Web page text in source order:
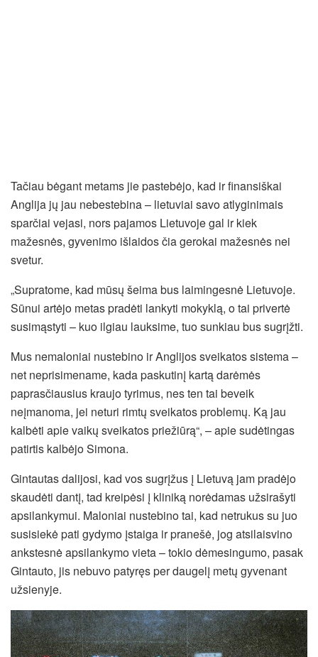
Tačiau bėgant metams jie pastebėjo, kad ir finansiškai
Anglija jų jau nebestebina – lietuviai savo atlyginimais
sparčiai vejasi, nors pajamos Lietuvoje gal ir kiek
mažesnės, gyvenimo išlaidos čia gerokai mažesnės nei
svetur.
„Supratome, kad mūsų šeima bus laimingesnė Lietuvoje.
Sūnui artėjo metas pradėti lankyti mokyklą, o tai privertė
susimąstyti – kuo ilgiau lauksime, tuo sunkiau bus sugrįžti.
Mus nemaloniai nustebino ir Anglijos sveikatos sistema –
net neprisimename, kada paskutinį kartą darėmės
paprasčiausius kraujo tyrimus, nes ten tai beveik
neįmanoma, jei neturi rimtų sveikatos problemų. Ką jau
kalbėti apie vaikų sveikatos priežiūrą“, – apie sudėtingas
patirtis kalbėjo Simona.
Gintautas dalijosi, kad vos sugrįžus į Lietuvą jam pradėjo
skaudėti dantį, tad kreipėsi į kliniką norėdamas užsirašyti
apsilankymui. Maloniai nustebino tai, kad netrukus su juo
susisiekė pati gydymo įstaiga ir pranešė, jog atsilaisvino
ankstesnė apsilankymo vieta – tokio dėmesingumo, pasak
Gintauto, jis nebuvo patyręs per daugelį metų gyvenant
užsienyje.